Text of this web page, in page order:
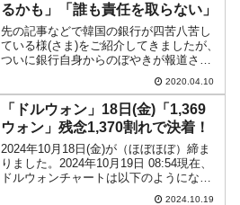
るかも」「誰も責任を取らない」
先の記事などで韓国の銀行が四苦八苦し
ている様(さま)をご紹介してきましたが、
ついに銀行自身からのぼやきが報道され
るに至りました。『朝鮮日報』2020年04
月10日の記事から以下に引用します。
（前略）国策銀行である産業銀行の役職
員は、最近コロ...
2020.04.10
「ドルウォン」18日(金)「1,369
ウォン」残念1,370割れで決着！
2024年10月18日(金)が（ほぼほぼ）締ま
りました。2024年10月19日 08:54現在、
ドルウォンチャートは以下のようになっ
ています（チャートは『Investing.com』
2024.10.19